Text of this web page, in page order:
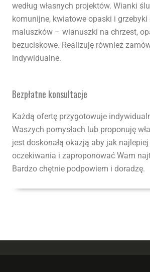
według własnych projektów. Wianki
komunijne, kwiatowe opaski i
maluszków – wianuszki na chrzest,
bezuciskowe. Realizuję również
indywidualne.
Bezpłatne konsultacje
Każdą ofertę przygotowuje
Waszych pomysłach lub proponuję
jest doskonałą okazją aby jak
oczekiwania i zaproponować Wam
Bardzo chętnie podpowiem i doradzę.